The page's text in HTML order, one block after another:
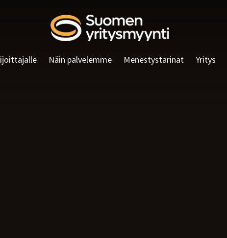
Näin palvelemme Menestystarinat Yritys